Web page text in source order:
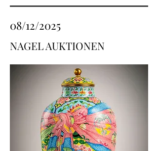
08/12/2025
NAGEL AUKTIONEN